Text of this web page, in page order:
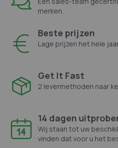
merken.
Beste prijzen
Lage prijzen het hele
Get It Fast
2 levermethoden naar
14 dagen
Wij staan tot uw
vinden dat voor u het